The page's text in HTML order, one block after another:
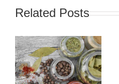
Related Posts